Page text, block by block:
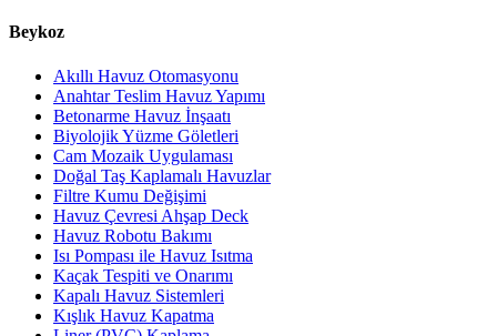
Beykoz
Akıllı Havuz Otomasyonu
Anahtar Teslim Havuz Yapımı
Betonarme Havuz İnşaatı
Biyolojik Yüzme Göletleri
Cam Mozaik Uygulaması
Doğal Taş Kaplamalı Havuzlar
Filtre Kumu Değişimi
Havuz Çevresi Ahşap Deck
Havuz Robotu Bakımı
Isı Pompası ile Havuz Isıtma
Kaçak Tespiti ve Onarımı
Kapalı Havuz Sistemleri
Kışlık Havuz Kapatma